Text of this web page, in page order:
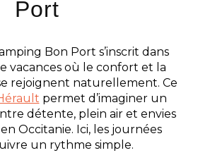
Port
Bon Port s’inscrit dans
vacances où le confort et la
rejoignent naturellement. Ce
permet d’imaginer un
détente, plein air et envies
Occitanie. Ici, les journées
un rythme simple.